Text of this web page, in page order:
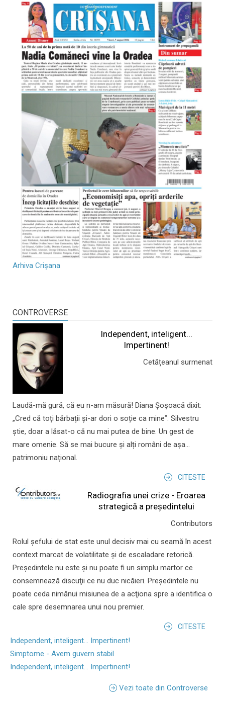
Arhiva Crișana
CONTROVERSE
Independent, inteligent...
Impertinent!
Cetățeanul surmenat
Laudă-mă gură, că eu n-am măsură! Diana Șoșoacă dixit:
„Cred că toți bărbații și-ar dori o soție ca mine”. Silvestru
știe, doar a lăsat-o că nu mai putea de bine. Un gest de
mare omenie. Să se mai bucure și alți români de așa...
patrimoniu național.
CITESTE
Radiografia unei crize - Eroarea
strategică a președintelui
Contributors
Rolul şefului de stat este unul decisiv mai cu seamă în acest
context marcat de volatilitate şi de escaladare retorică.
Preşedintele nu este şi nu poate fi un simplu martor ce
consemnează discuţii ce nu duc nicăieri. Preşedintele nu
poate ceda nimănui misiunea de a acţiona spre a identifica o
cale spre desemnarea unui nou premier.
CITESTE
Independent, inteligent... Impertinent!
Simptome - Avem guvern stabil
Independent, inteligent... Impertinent!
Vezi toate din Controverse